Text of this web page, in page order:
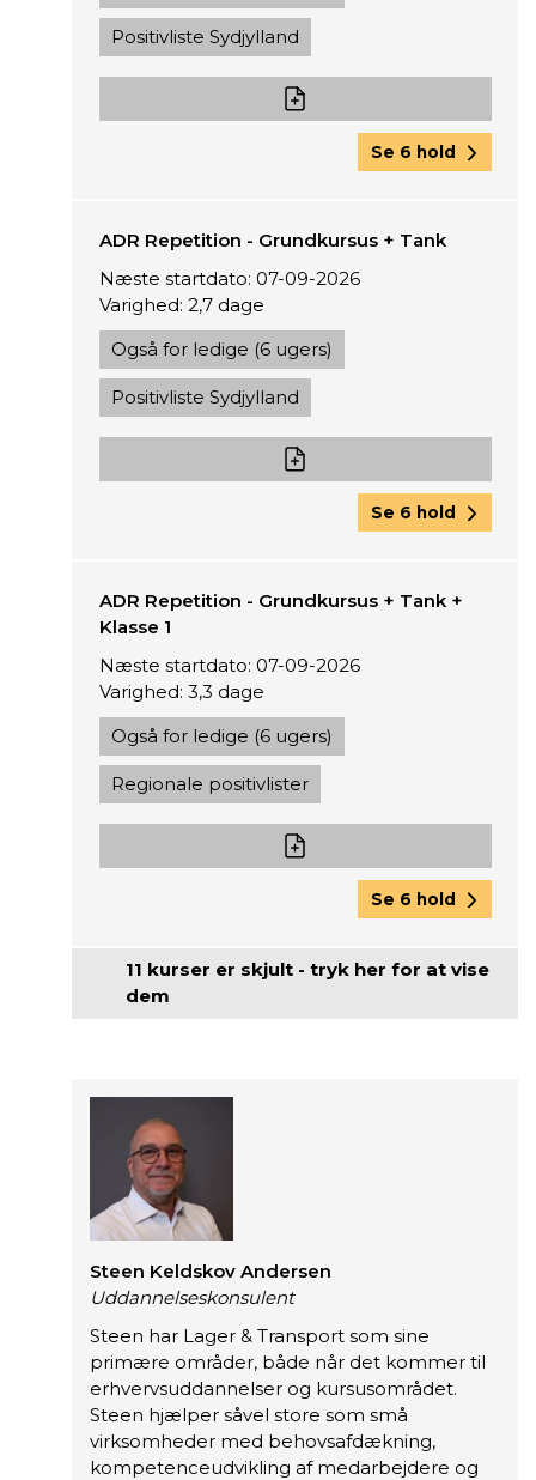
Positivliste Sydjylland
Se 6 hold
ADR Repetition - Grundkursus + Tank
Også for ledige (6 ugers)
Positivliste Sydjylland
Se 6 hold
Næste startdato: 07-09-2026
Varighed: 2,7 dage
ADR Repetition - Grundkursus + Tank +
Klasse 1
Også for ledige (6 ugers)
Regionale positivlister
Se 6 hold
Næste startdato: 07-09-2026
Varighed: 3,3 dage
11 kurser er skjult - tryk her for at vise
dem
Steen Keldskov Andersen
Uddannelseskonsulent
Steen har Lager & Transport som sine
primære områder, både når det kommer til
erhvervsuddannelser og kursusområdet.
Steen hjælper såvel store som små
virksomheder med behovsafdækning,
kompetenceudvikling af medarbejdere og